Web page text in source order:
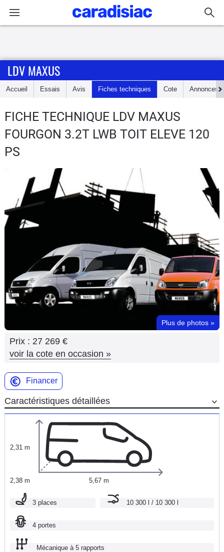
Accueil
Essais
Guide
d'achat
Electriques
Utilitaires
Services
Forum
Marques
LDV MAXUS
Accueil Essais Avis Fiches techniques Cote Annonces
FICHE TECHNIQUE LDV MAXUS
FOURGON 3.2T LWB TOIT ELEVE 120
PS
Plus de photos »
Prix : 27 269 €
voir la cote en occasion »
Financer
Caractéristiques détaillées
2,31 m
2,38 m 5,67 m
3 places 10 300 l / 10 300 l
4 portes
Mécanique à 5 rapports